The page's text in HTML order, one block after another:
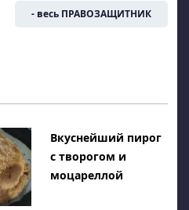
- весь ПРАВОЗАЩИТНИК
Вкуснейший пирог
с творогом и
моцареллой